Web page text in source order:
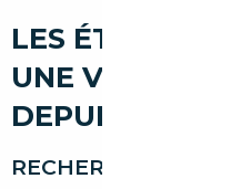
LES ÉTAPES
UNE VOITURE
DEPUIS
RECHERCHE DU